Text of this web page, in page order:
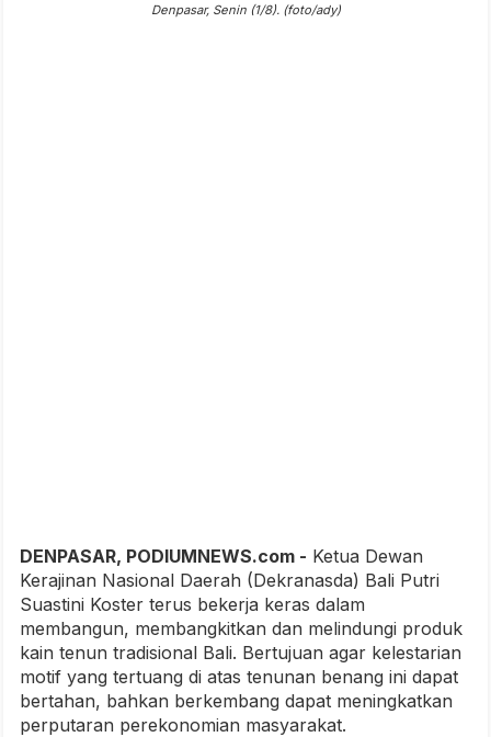
Denpasar, Senin (1/8). (foto/ady)
DENPASAR, PODIUMNEWS.com - Ketua Dewan
Kerajinan Nasional Daerah (Dekranasda) Bali Putri
Suastini Koster terus bekerja keras dalam
membangun, membangkitkan dan melindungi produk
kain tenun tradisional Bali. Bertujuan agar kelestarian
motif yang tertuang di atas tenunan benang ini dapat
bertahan, bahkan berkembang dapat meningkatkan
perputaran perekonomian masyarakat.